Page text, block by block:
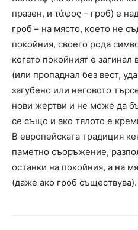
празен, и τάφος – гроб) е
гроб – на място, което не
покойния, своего рода
когато покойният е
(или пропаднал без вест,
загубено или неговото
нови жертви и не може да
се също и ако тялото е
В европейската традиция
паметно съоръжение,
останки на покойния, а на
(даже ако гроб